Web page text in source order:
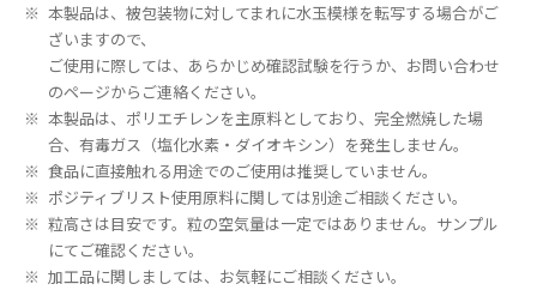
本製品は、被包装物に対してまれに水玉模様を転写する場合がご
ざいますので、
ご使用に際しては、あらかじめ確認試験を行うか、お問い合わせ
のページからご連絡ください。
本製品は、ポリエチレンを主原料としており、完全燃焼した場
合、有毒ガス（塩化水素・ダイオキシン）を発生しません。
食品に直接触れる用途でのご使用は推奨していません。
ポジティブリスト使用原料に関しては別途ご相談ください。
粒高さは目安です。粒の空気量は一定ではありません。サンプル
にてご確認ください。
加工品に関しましては、お気軽にご相談ください。